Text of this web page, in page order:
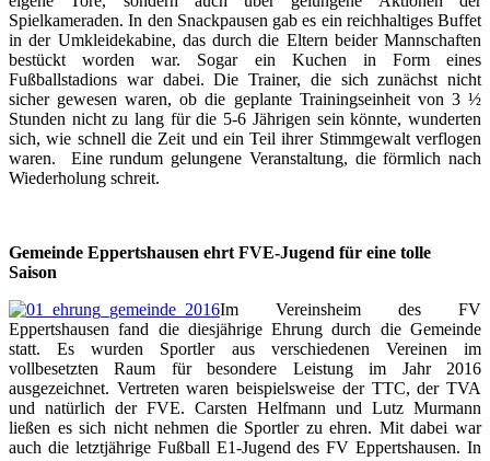
Spielkameraden. In den Snackpausen gab es ein reichhaltiges Buffet
in der Umkleidekabine, das durch die Eltern beider Mannschaften
bestückt worden war. Sogar ein Kuchen in Form eines
Fußballstadions war dabei. Die Trainer, die sich zunächst nicht
sicher gewesen waren, ob die geplante Trainingseinheit von 3 ½
Stunden nicht zu lang für die 5-6 Jährigen sein könnte, wunderten
sich, wie schnell die Zeit und ein Teil ihrer Stimmgewalt verflogen
waren. Eine rundum gelungene Veranstaltung, die förmlich nach
Wiederholung schreit.
Gemeinde Eppertshausen ehrt FVE-Jugend für eine tolle
Saison
Im Vereinsheim des FV
Eppertshausen fand die diesjährige Ehrung durch die Gemeinde
statt. Es wurden Sportler aus verschiedenen Vereinen im
vollbesetzten Raum für besondere Leistung im Jahr 2016
ausgezeichnet. Vertreten waren beispielsweise der TTC, der TVA
und natürlich der FVE. Carsten Helfmann und Lutz Murmann
ließen es sich nicht nehmen die Sportler zu ehren. Mit dabei war
auch die letztjährige Fußball E1-Jugend des FV Eppertshausen. In